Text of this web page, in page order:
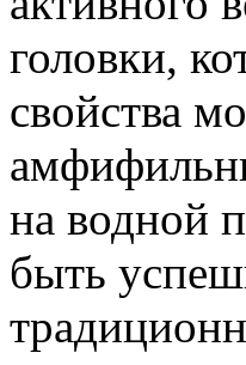
головки,
свойства
на водной
быть